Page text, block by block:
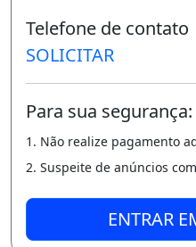
Telefone de contato
SOLICITAR
Para sua segurança:
1. Não realize pagamento
2. Suspeite de anúncios
ENTRAR